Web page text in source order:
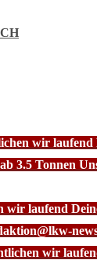
wir laufend
3.5 Tonnen
wir laufend
wir